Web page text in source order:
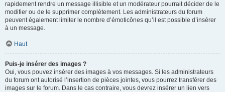
rapidement rendre un message illisible et un modérateur pourrait décider de le
modifier ou de le supprimer complètement. Les administrateurs du forum
peuvent également limiter le nombre d’émoticônes qu’il est possible d’insérer
à un message.
Haut
Puis-je insérer des images ?
Oui, vous pouvez insérer des images à vos messages. Si les administrateurs
du forum ont autorisé l’insertion de pièces jointes, vous pourrez transférer des
images sur le forum. Dans le cas contraire, vous devrez insérer un lien vers